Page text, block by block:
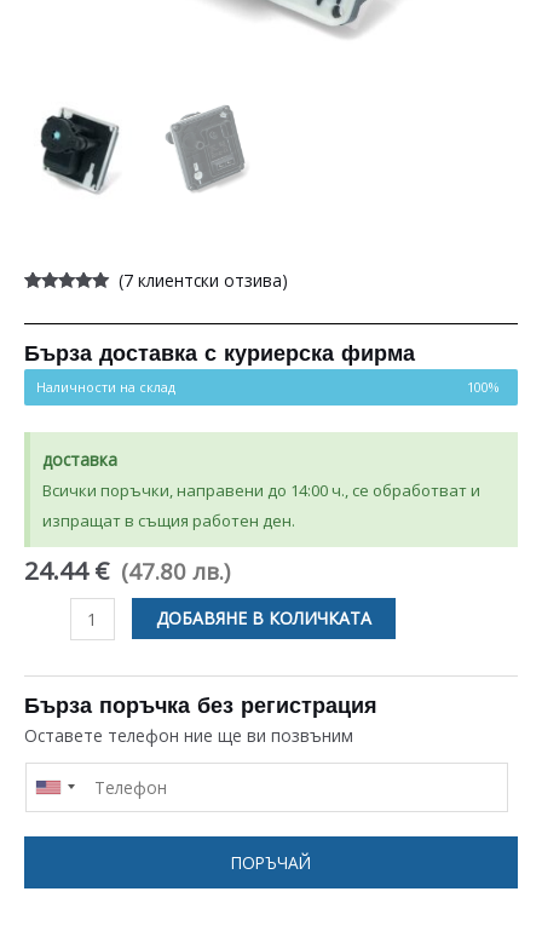
5.00от 5,
потребителски
оценки
(7клиентски отзива)
Бърза доставка с куриерска фирма
Наличности на склад 100%
доставка
Всички поръчки, направени до 14:00 ч., се обработват и
изпращат в същия работен ден.
24.44 € (47.80 лв.)
количество
ПОМПА
HANYU
13W
ЗА
СУШИЛНЯ
ДОБАВЯНЕ В КОЛИЧКАТА
Бърза поръчка без регистрация
Оставете телефон ние ще ви позвъним
ПОРЪЧАЙ